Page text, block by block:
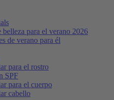
belleza para el verano 2026
de verano para él
para el rostro
SPF
para el cuerpo
cabello